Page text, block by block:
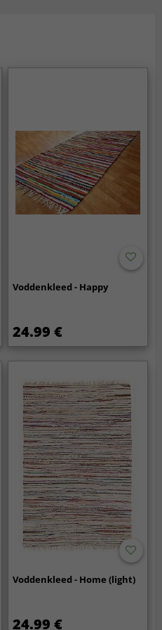
Voddenkleed - Happy
24.99 €
Voddenkleed - Home (light)
24.99 €